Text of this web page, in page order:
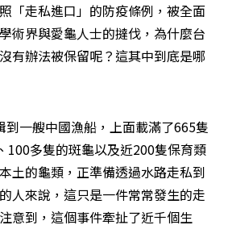
「走私進口」的防疫條例，被全面
術界與愛龜人士的撻伐，為什麼台
有辦法被保留呢？這其中到底是哪
到一艘中國漁船，上面載滿了665隻
100多隻的斑龜以及近200隻保育類
土的龜類，正準備透過水路走私到
人來說，這只是一件常常發生的走
意到，這個事件牽扯了近千個生